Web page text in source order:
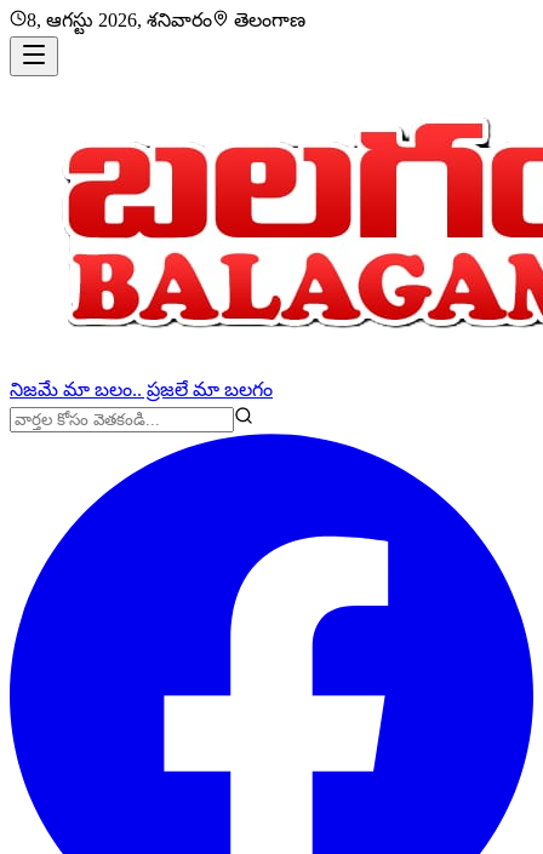
8, ఆగస్టు 2026, శనివారం తెలంగాణ
నిజమే మా బలం.. ప్రజలే మా బలగం